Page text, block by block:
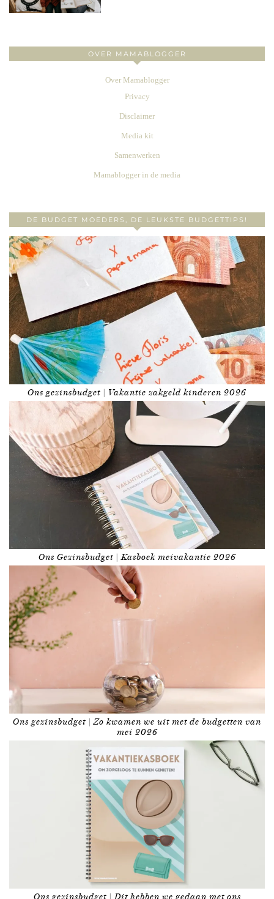
OVER MAMABLOGGER
Over Mamablogger
Privacy
Disclaimer
Media kit
Samenwerken
Mamablogger in de media
DE BUDGET MOEDERS, DE LEUKSTE BUDGETTIPS!
Ons gezinsbudget | Vakantie zakgeld kinderen 2026
Ons Gezinsbudget | Kasboek meivakantie 2026
Ons gezinsbudget | Zo kwamen we uit met de budgetten van
mei 2026